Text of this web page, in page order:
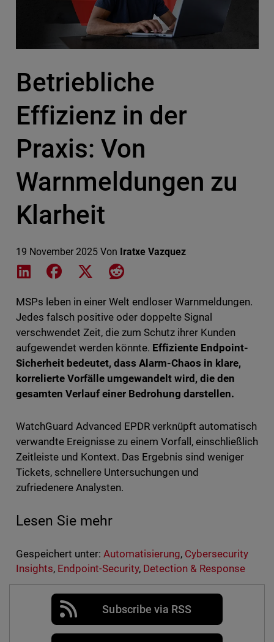
Betriebliche
Effizienz in der
Praxis: Von
Warnmeldungen zu
Klarheit
19 November 2025 Von Iratxe Vazquez
Share on LinkedIn
Share on Facebook
Share on XShare on Reddit
MSPs leben in einer Welt endloser Warnmeldungen.
Jedes falsch positive oder doppelte Signal
verschwendet Zeit, die zum Schutz ihrer Kunden
aufgewendet werden könnte. Effiziente Endpoint-
Sicherheit bedeutet, dass Alarm-Chaos in klare,
korrelierte Vorfälle umgewandelt wird, die den
gesamten Verlauf einer Bedrohung darstellen.
WatchGuard Advanced EPDR verknüpft automatisch
verwandte Ereignisse zu einem Vorfall, einschließlich
Zeitleiste und Kontext. Das Ergebnis sind weniger
Tickets, schnellere Untersuchungen und
zufriedenere Analysten.
Lesen Sie mehr
Gespeichert unter: Automatisierung, Cybersecurity
Insights, Endpoint-Security, Detection & Response
Subscribe via RSS